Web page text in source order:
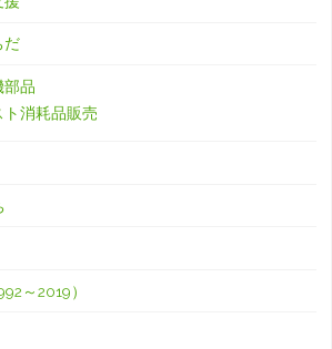
だ
部品
消耗品販売
～2019）